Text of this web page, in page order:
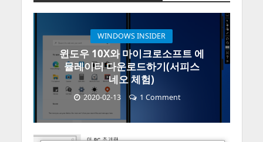
WINDOWS INSIDER
윈도우 10X와 마이크로소프트 에
뮬레이터 다운로드하기(서피스
네오 체험)
2020-02-13 1 Comment